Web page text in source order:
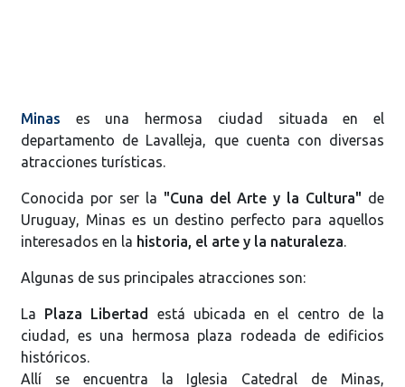
Minas es una hermosa ciudad situada en el
departamento de Lavalleja, que cuenta con diversas
atracciones turísticas.
Conocida por ser la "Cuna del Arte y la Cultura" de
Uruguay, Minas es un destino perfecto para aquellos
interesados en la historia, el arte y la naturaleza.
Algunas de sus principales atracciones son:
La Plaza Libertad está ubicada en el centro de la
ciudad, es una hermosa plaza rodeada de edificios
históricos.
Allí se encuentra la Iglesia Catedral de Minas,